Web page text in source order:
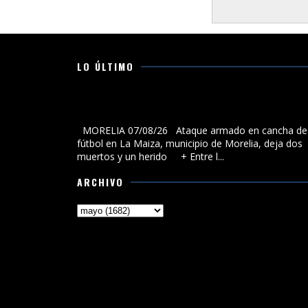
LO ÚLTIMO
MORELIA 07/08/26 Ataque armado en cancha de
fútbol en La Maiza, municipio de Morelia, deja dos
muertos y un herido + Entre l...
ARCHIVO